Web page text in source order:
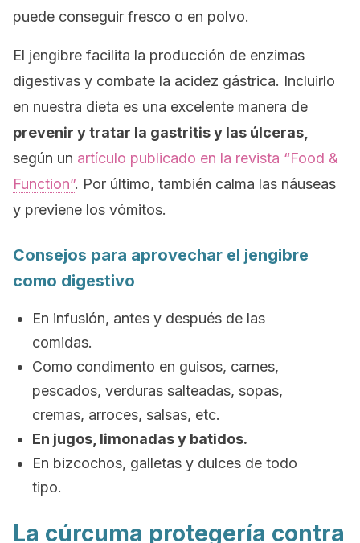
puede conseguir fresco o en polvo.
El jengibre facilita la producción de enzimas
digestivas y combate la acidez gástrica. Incluirlo
en nuestra dieta es una excelente manera de
prevenir y tratar la gastritis y las úlceras,
según un artículo publicado en la revista “Food &
Function”. Por último, también calma las náuseas
y previene los vómitos.
Consejos para aprovechar el jengibre
como digestivo
En infusión, antes y después de las
comidas.
Como condimento en guisos, carnes,
pescados, verduras salteadas, sopas,
cremas, arroces, salsas, etc.
En jugos, limonadas y batidos.
En bizcochos, galletas y dulces de todo
tipo.
La cúrcuma protegería contra